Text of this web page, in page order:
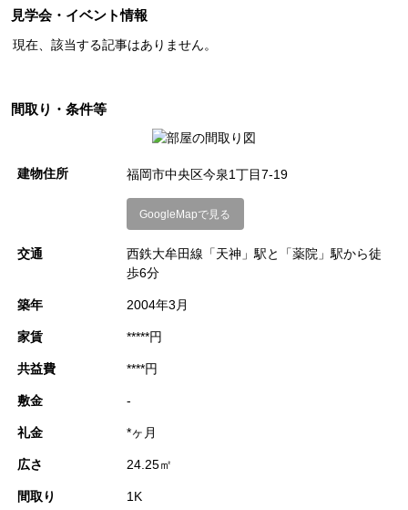
● 保護猫のみ飼育可（2匹まで）
く視界が開けているので、室内の広さ以上の解放感が感じられ
ご興味のある方は、どうぞお気軽にお問合せください。
コメントを閉じる
見学会・イベント情報
現在、該当する記事はありません。
間取り・条件等
建物住所 福岡市中央区今泉1丁目7-19
GoogleMapで見る
交通
西鉄大牟田線「天神」駅と「薬院」駅から徒
歩6分
築年 2004年3月
家賃 *****円
共益費 ****円
敷金 -
礼金 *ヶ月
広さ 24.25㎡
間取り 1K